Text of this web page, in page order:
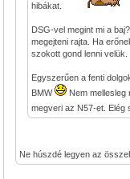
hibákat.
DSG-vel megint mi a
megejteni rajta. Ha
szokott gond lenni velük.
Egyszerűen a fenti
BMW
Nem mellesleg
megveri az N57-et. Elég
Ne húszdé legyen az